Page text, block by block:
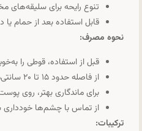
تنوع رایحه برای سلیقه‌های
قابل استفاده بعد از حمام یا
نحوه مصرف:
قبل از استفاده، قوطی را
از فاصله حدود ۱۵ تا ۲۰ سانتی‌متر روی پوست بدن اسپری کنید
برای ماندگاری بهتر، روی
از تماس با چشم‌ها
ترکیبات: